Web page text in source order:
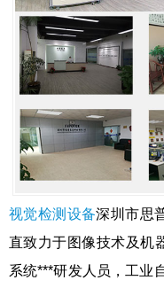
视觉检测设备深圳市思
直致力于图像技术及机
系统***研发人员，工业